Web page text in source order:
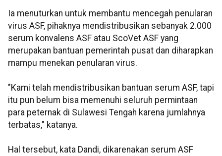
Ia menuturkan untuk membantu mencegah penularan
virus ASF, pihaknya mendistribusikan sebanyak 2.000
serum konvalens ASF atau ScoVet ASF yang
merupakan bantuan pemerintah pusat dan diharapkan
mampu menekan penularan virus.
"Kami telah mendistribusikan bantuan serum ASF, tapi
itu pun belum bisa memenuhi seluruh permintaan
para peternak di Sulawesi Tengah karena jumlahnya
terbatas," katanya.
Hal tersebut, kata Dandi, dikarenakan serum ASF